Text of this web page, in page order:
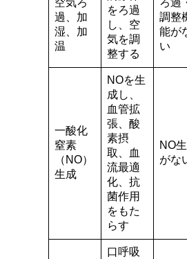
空気ろ
過、加
湿、加
温
をろ過
し、空
気を調
整する
ろ過
調整
能が
い
一酸化
窒素
（NO）
生成
NOを生
成し、
血管拡
張、酸
素摂
取、血
流最適
化、抗
菌作用
をもた
らす
NO
がな
口呼吸